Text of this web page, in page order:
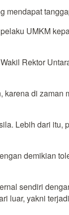
mendapat
UMKM
Rektor
di zaman
Lebih dari
demikian
sendiri
luar, yakni